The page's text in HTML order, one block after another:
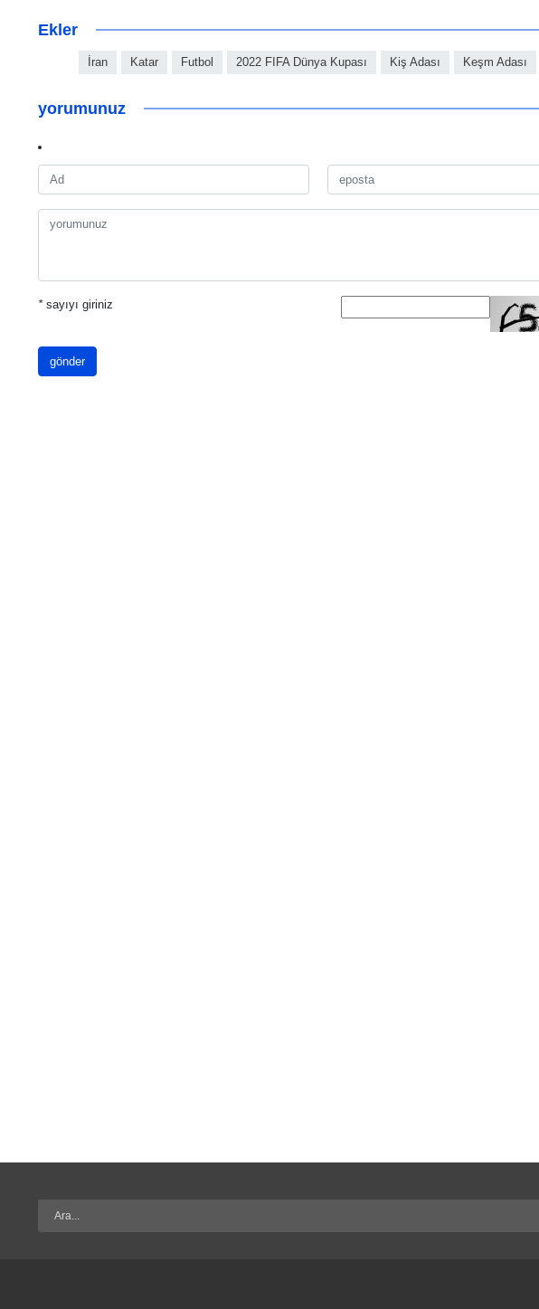
Ekler
İran Katar Futbol 2022 FIFA Dünya Kupası Kiş Adası Keşm Adası
yorumunuz
*sayıyı giriniz
gönder